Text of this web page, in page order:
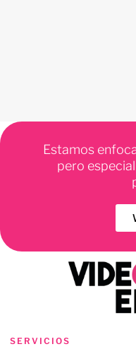
Estamos
pero
SERVICIOS